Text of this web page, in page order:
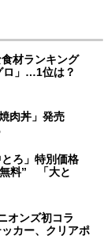
食材ランキング
ロ」…1位は？
焼肉丼」発売
とろ」特別価格
料” 「大と
オンズ初コラ
カー、クリアポ